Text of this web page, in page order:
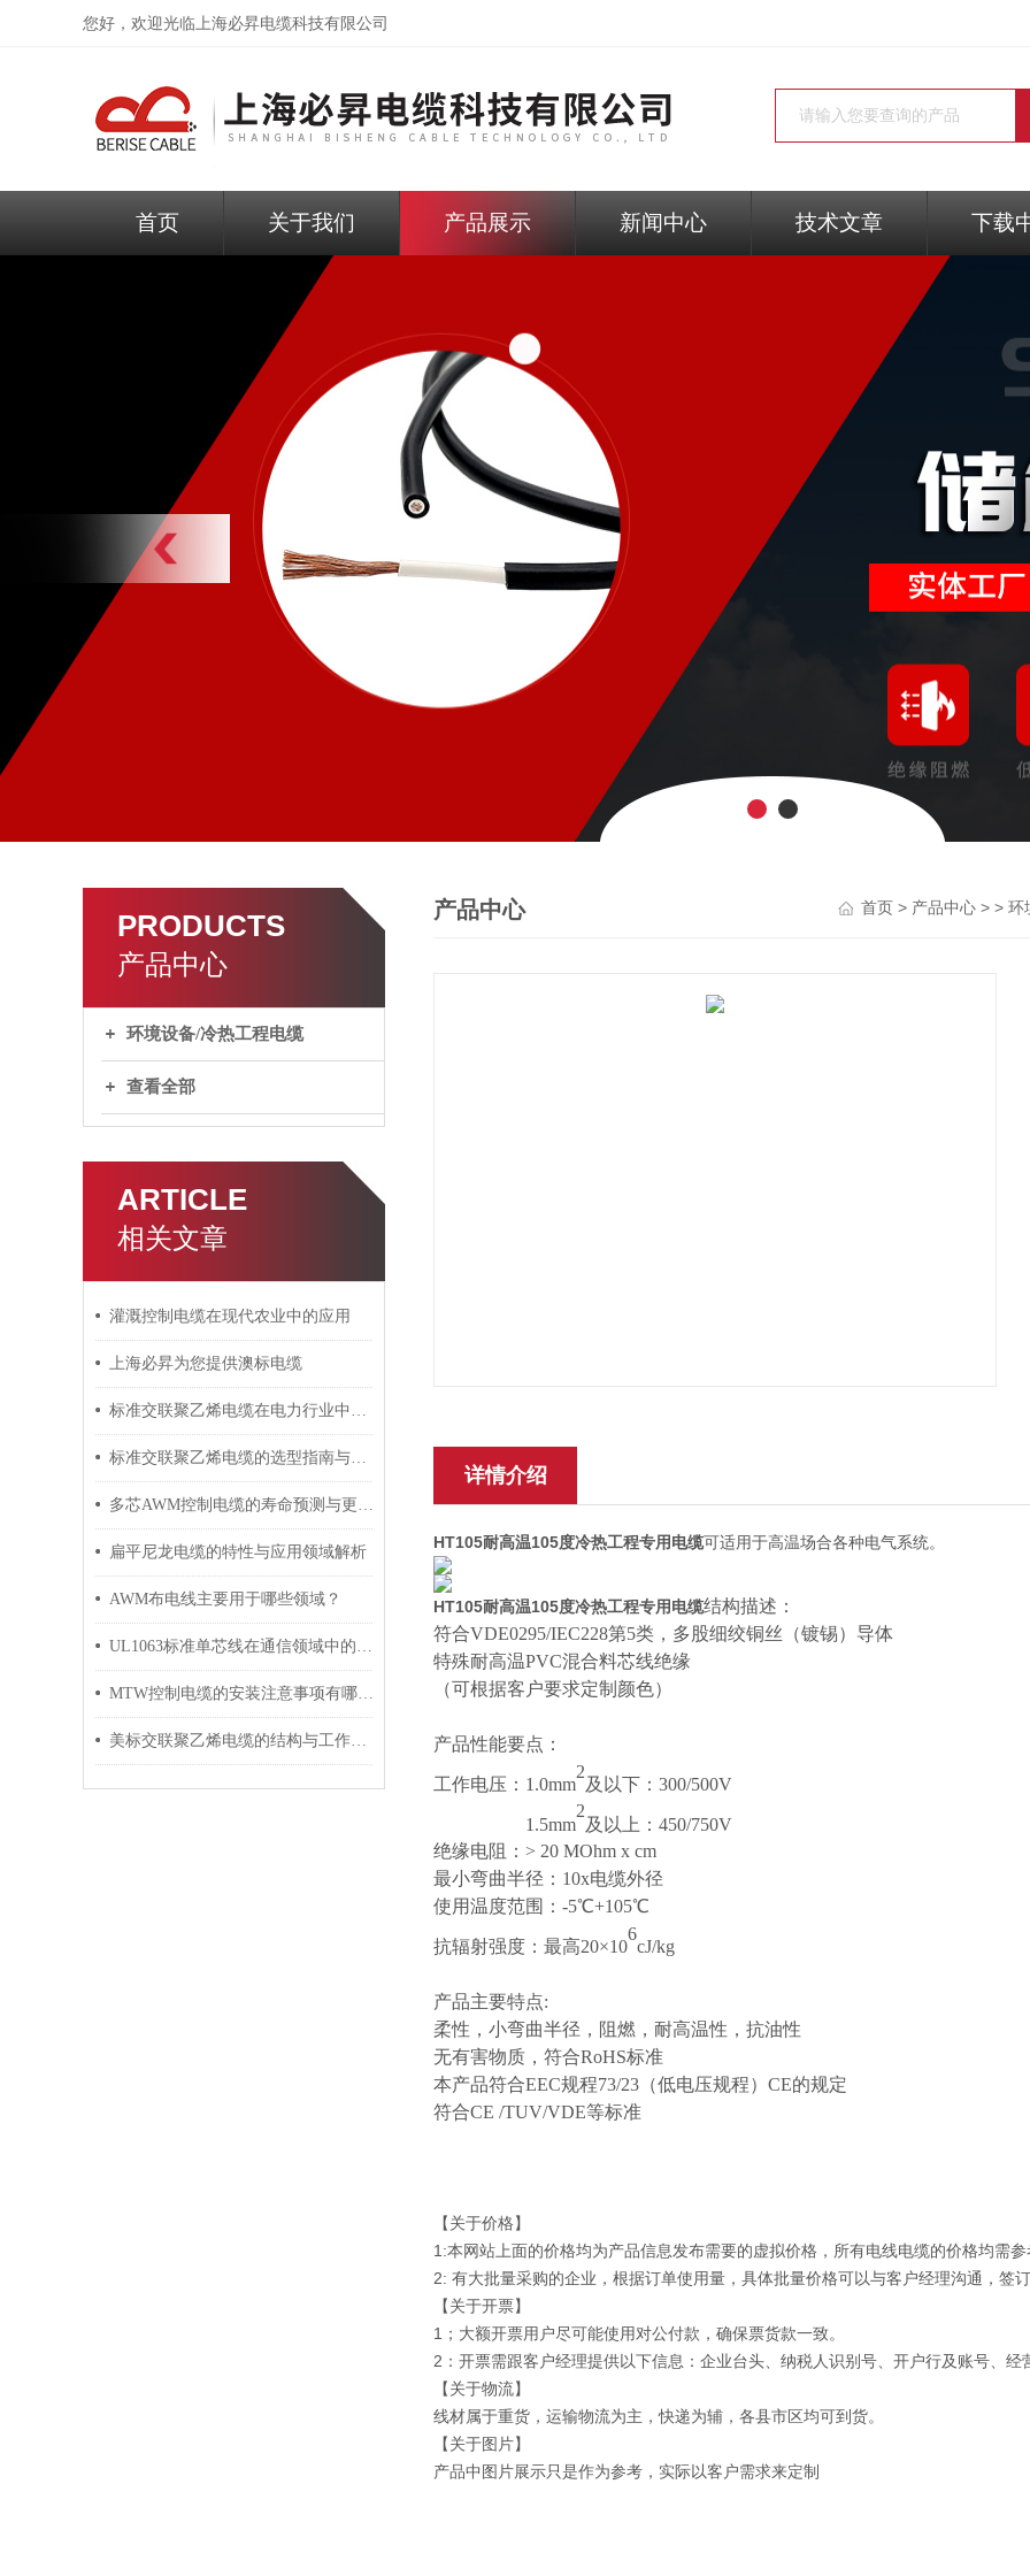
您好，欢迎光临上海必昇电缆科技有限公司
首页 关于我们 产品展示 新闻中心 技术文章 下载
PRODUCTS
产品中心
环境设备/冷热工程电缆
查看全部
ARTICLE
相关文章
灌溉控制电缆在现代农业中的应用
上海必昇为您提供澳标电缆
标准交联聚乙烯电缆在电力行业中的应用
标准交联聚乙烯电缆的选型指南与设计要点
多芯AWM控制电缆的寿命预测与更换周期
扁平尼龙电缆的特性与应用领域解析
AWM布电线主要用于哪些领域？
UL1063标准单芯线在通信领域中的应用
MTW控制电缆的安装注意事项有哪些？
美标交联聚乙烯电缆的结构与工作原理
产品中心 首页 > 产品中心 > > 环
详情介绍
HT105耐高温105度冷热工程专用电缆可适用于高温场合各种电气系统。
HT105耐高温105度冷热工程专用电缆结构描述：
符合VDE0295/IEC228第5类，多股细绞铜丝 （镀锡）导体
特殊耐高温PVC混合料芯线绝缘
（可根据客户要求定制颜色）
产品性能要点：
工作电压： 1 .0mm
2
及以下： 300/500V
1 5mm
2
及以上： 450/750V
绝缘电阻： > 20 MOhm x cm
最小弯曲半径： 10x电缆外径
使用温度范围： -5℃+105℃
抗辐射强度：最高20×10
6
cJ/kg
产品主要特点:
柔性，小弯曲半径，阻燃，耐高温性，抗油性
无有害物质，符合RoHS标准
本产品符合EEC规程73/23（低电压规程）CE的规定
符合CE /TUV/VDE等标准
【关于价格】
1:本网站上面的价格均为产品信息发布需要的虚拟价格，所有电线电缆的价格均需
2: 有大批量采购的企业，根据订单使用量，具体批量价格可以与客户经理沟通，签
【关于开票】
1；大额开票用户尽可能使用对公付款，确保票货款一致。
2：开票需跟客户经理提供以下信息：企业台头、纳税人识别号、开户行及账号、经
【关于物流】
线材属于重货，运输物流为主，快递为辅，各县市区均可到货。
【关于图片】
产品中图片展示只是作为参考，实际以客户需求来定制